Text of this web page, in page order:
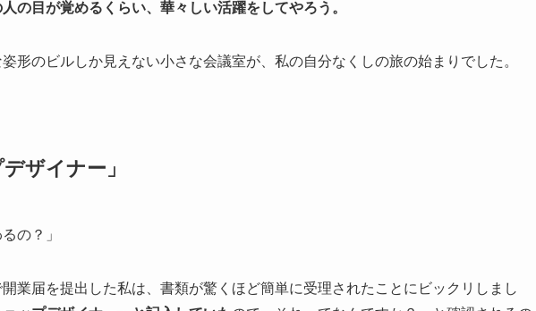
の目が覚めるくらい、華々しい活躍をしてやろう。
形のビルしか見えない小さな会議室が、私の自分なくしの旅の始まりでした。
ザイナー」
の？」
業届を提出した私は、書類が驚くほど簡単に受理されたことにビックリしまし